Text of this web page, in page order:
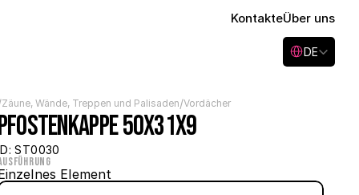
KontakteÜber uns
Select Language
DE
Zäune, Wände, Treppen und Palisaden/Vordächer
50x31x9
ST0030
Element